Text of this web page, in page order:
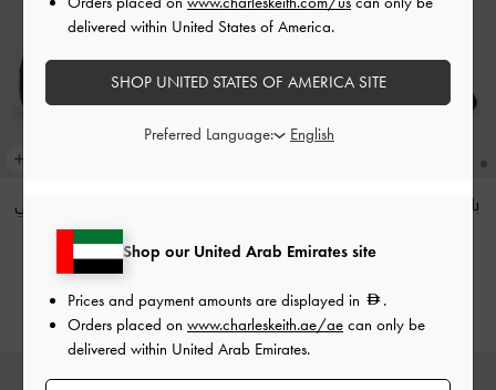
باليرينا ساتان مع فيونكة
بني
داكن
575.00
Shop our United Arab Emirates site
Prices and payment amounts are displayed in
.
Orders placed on www.charleskeith.ae/ae can only be
delivered within United Arab Emirates.
delivered within United States of America.
SHOP UNITED STATES OF AMERICA SITE
Preferred Language: